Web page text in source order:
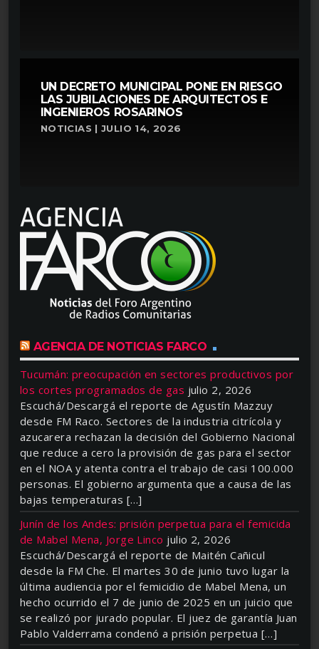
UN DECRETO MUNICIPAL PONE EN RIESGO
LAS JUBILACIONES DE ARQUITECTOS E
INGENIEROS ROSARINOS
NOTICIAS | JULIO 14, 2026
AGENCIA DE NOTICIAS FARCO
Tucumán: preocupación en sectores productivos por
los cortes programados de gas julio 2, 2026
Escuchá/Descargá el reporte de Agustín Mazzuy
desde FM Raco. Sectores de la industria citrícola y
azucarera rechazan la decisión del Gobierno Nacional
que reduce a cero la provisión de gas para el sector
en el NOA y atenta contra el trabajo de casi 100.000
personas. El gobierno argumenta que a causa de las
bajas temperaturas […]
Junín de los Andes: prisión perpetua para el femicida
de Mabel Mena, Jorge Linco julio 2, 2026
Escuchá/Descargá el reporte de Maitén Cañicul
desde la FM Che. El martes 30 de junio tuvo lugar la
última audiencia por el femicidio de Mabel Mena, un
hecho ocurrido el 7 de junio de 2025 en un juicio que
se realizó por jurado popular. El juez de garantía Juan
Pablo Valderrama condenó a prisión perpetua […]